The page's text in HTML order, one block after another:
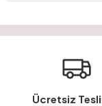
Görüş ve önerileriniz
Ürün resmi
Ücretsiz